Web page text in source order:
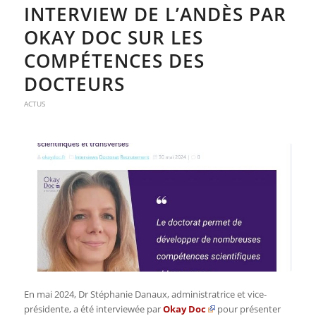
INTERVIEW DE L’ANDÈS PAR
OKAY DOC SUR LES
COMPÉTENCES DES
DOCTEURS
ACTUS
En mai 2024, Dr Stéphanie Danaux, administratrice et vice-
présidente, a été interviewée parOkay Doc pour présenter